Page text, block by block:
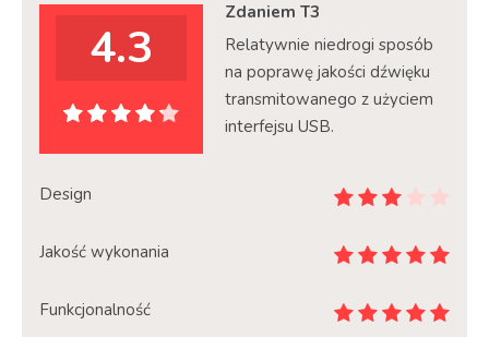
4.3
Zdaniem T3
Relatywnie niedrogi sposób
na poprawę jakości dźwięku
transmitowanego z użyciem
interfejsu USB.
Design
Jakość wykonania
Funkcjonalność